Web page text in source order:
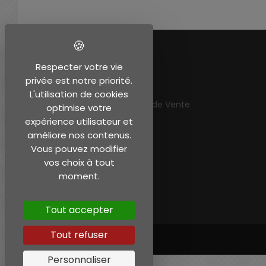
EN SAVOIR PLUS
Mentions légales
Conditions Générales de Vente
Mon compte
Respecter votre vie
privée est notre priorité.
L'utilisation de cookies
optimise votre
expérience utilisateur et
améliore nos contenus.
Vous pouvez modifier
vos choix à tout
moment.
Tout accepter
Tout refuser
Personnaliser